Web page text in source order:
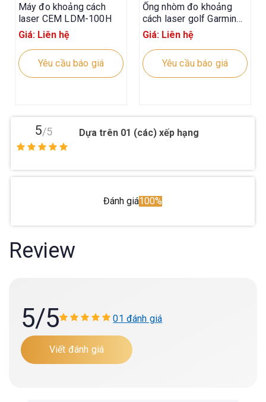
Máy đo khoảng cách
laser CEM LDM-100H
Giá: Liên hệ
Yêu cầu báo giá
Ống nhòm đo khoảng
cách laser golf Garmin
Approach Z30
Giá: Liên hệ
Yêu cầu báo giá
5/5 Dựa trên 01 (các) xếp hạng
Đánh giá100%
Review
5/5 01 đánh giá
Viết đánh giá